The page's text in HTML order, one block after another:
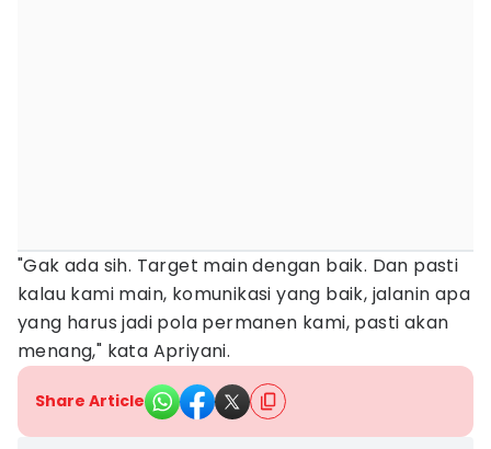
"Gak ada sih. Target main dengan baik. Dan pasti
kalau kami main, komunikasi yang baik, jalanin apa
yang harus jadi pola permanen kami, pasti akan
menang," kata Apriyani.
Share Article